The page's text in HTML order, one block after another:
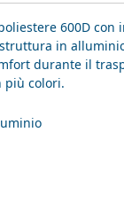
600D
in
durante il
più colori.